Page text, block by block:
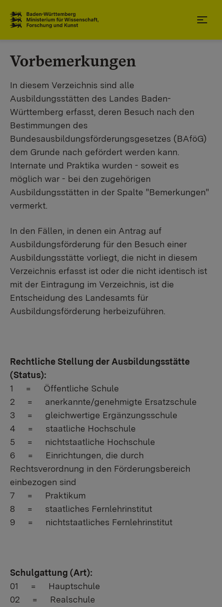
Vorbemerkungen
In diesem Verzeichnis sind alle
Ausbildungsstätten des Landes Baden-
Württemberg erfasst, deren Besuch nach den
Bestimmungen des
Bundesausbildungsförderungsgesetzes (BAföG)
dem Grunde nach gefördert werden kann.
Internate und Praktika wurden - soweit es
möglich war - bei den zugehörigen
Ausbildungsstätten in der Spalte "Bemerkungen"
vermerkt.
In den Fällen, in denen ein Antrag auf
Ausbildungsförderung für den Besuch einer
Ausbildungsstätte vorliegt, die nicht in diesem
Verzeichnis erfasst ist oder die nicht identisch ist
mit der Eintragung im Verzeichnis, ist die
Entscheidung des Landesamts für
Ausbildungsförderung herbeizuführen.
Rechtliche Stellung der Ausbildungsstätte
(Status):
1 = Öffentliche Schule
2 = anerkannte/genehmigte Ersatzschule
3 = gleichwertige Ergänzungsschule
4 = staatliche Hochschule
5 = nichtstaatliche Hochschule
6 = Einrichtungen, die durch
Rechtsverordnung in den Förderungsbereich
einbezogen sind
7 = Praktikum
8 = staatliches Fernlehrinstitut
9 = nichtstaatliches Fernlehrinstitut
Schulgattung (Art):
01 = Hauptschule
02 = Realschule